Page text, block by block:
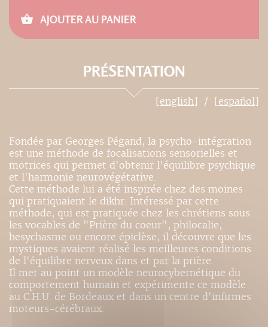
AJOUTER AU PANIER
PRÉSENTATION
[english] [español]
Fondée par Georges Pégand, la psycho-intégration
est une méthode de focalisations sensorielles et
motrices qui permet d'obtenir l'équilibre psychique
et l'harmonie neurovégétative.
Cette méthode lui a été inspirée chez des moines
qui pratiquaient le dikhr. Intéressé par cette
méthode, qui est pratiquée chez les chrétiens sous
les vocables de "Prière du coeur", philocalie,
hesychasme ou encore épiclèse, il découvre que les
mystiques avaient réalisé les meilleures conditions
de l'équilibre nerveux dans et par la prière.
Il met au point un modèle neurocybernétique du
comportement humain et expérimente ce modèle
au C.H.U. de Bordeaux et dans un centre d'infirmes
moteurs-cérébraux.